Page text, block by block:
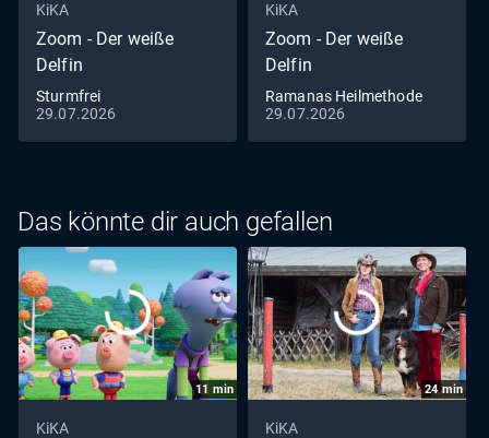
KiKA
Zoom - Der weiße
Delfin
Sturmfrei
29.07.2026
KiKA
Zoom - Der weiße
Delfin
Ramanas Heilmethode
29.07.2026
Das könnte dir auch gefallen
11 min
KiKA
24 min
KiKA